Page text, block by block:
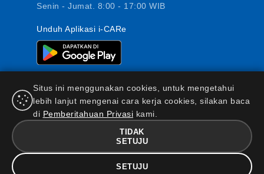
Senin - Jumat. 8:00 - 17:00 WIB
Unduh Aplikasi i-CARe
PT AJ Central Asia Raya berizin dan diawasi oleh
Otoritas Jasa Keuangan
Maklumat & Pernyataan
Kebijakan Keamanan
Informasi|Standar Pelayanan Nasabah|Kebijakan
Situs ini menggunakan cookies, untuk mengetahui
lebih lanjut mengenai cara kerja cookies, silakan baca
di Pemberitahuan Privasi kami.
TIDAK
SETUJU
SETUJU